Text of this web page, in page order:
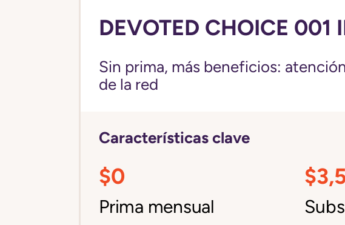
DEVOTED CHOICE 001
Sin prima, más beneficios:
de la red
Características clave
$0
Prima mensual